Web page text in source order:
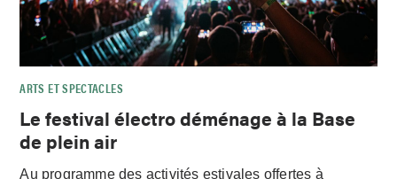
ARTS ET SPECTACLES
Le festival électro déménage à la Base
de plein air
Au programme des activités estivales offertes à